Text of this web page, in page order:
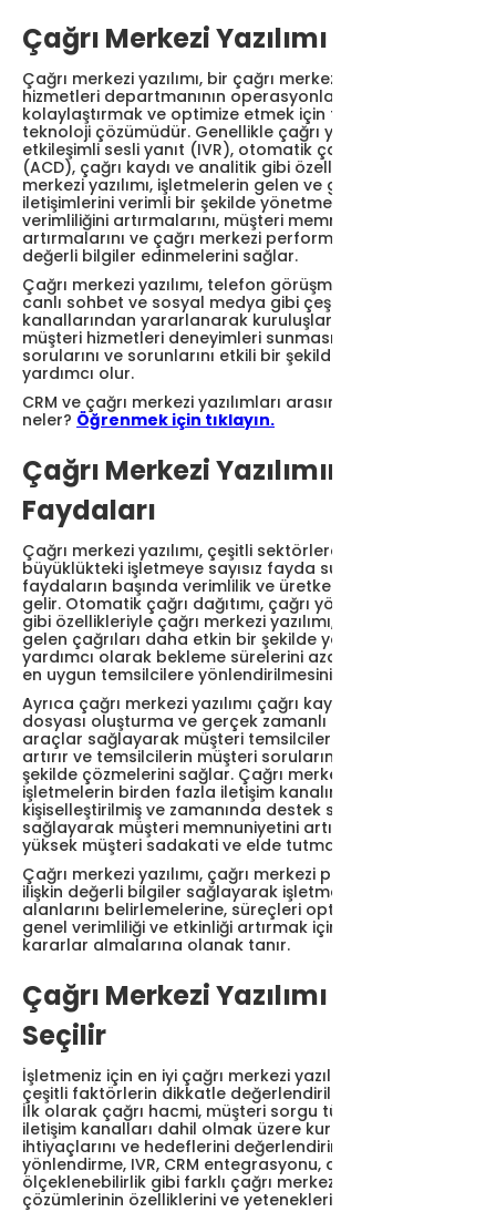
Çağrı Merkezi Yazılımı Nedir?
Çağrı merkezi yazılımı, bir çağrı merkezinin veya müşteri
hizmetleri departmanının operasyonlarını
kolaylaştırmak ve optimize etmek için tasarlanmış bir
teknoloji çözümüdür. Genellikle çağrı yönlendirme,
etkileşimli sesli yanıt (IVR), otomatik çağrı dağıtımı
(ACD), çağrı kaydı ve analitik gibi özellikleri içerir. Çağrı
merkezi yazılımı, işletmelerin gelen ve giden müşteri
iletişimlerini verimli bir şekilde yönetmelerini, temsilci
verimliliğini artırmalarını, müşteri memnuniyetini
artırmalarını ve çağrı merkezi performansı hakkında
değerli bilgiler edinmelerini sağlar.
Çağrı merkezi yazılımı, telefon görüşmeleri, e-postalar,
canlı sohbet ve sosyal medya gibi çeşitli iletişim
kanallarından yararlanarak kuruluşların mükemmel
müşteri hizmetleri deneyimleri sunmasına ve müşteri
sorularını ve sorunlarını etkili bir şekilde ele almasına
yardımcı olur.
CRM ve çağrı merkezi yazılımları arasındaki farklar
neler? Öğrenmek için tıklayın.
Çağrı Merkezi Yazılımının
Faydaları
Çağrı merkezi yazılımı, çeşitli sektörlerdeki her
büyüklükteki işletmeye sayısız fayda sunar. Bu
faydaların başında verimlilik ve üretkenliğin artırılması
gelir. Otomatik çağrı dağıtımı, çağrı yönlendirme ve IVR
gibi özellikleriyle çağrı merkezi yazılımı, işletmelerin
gelen çağrıları daha etkin bir şekilde yönetmesine
yardımcı olarak bekleme sürelerini azaltır ve çağrıların
en uygun temsilcilere yönlendirilmesini sağlar.
Ayrıca çağrı merkezi yazılımı çağrı kaydı, çağrı komut
dosyası oluşturma ve gerçek zamanlı analiz için
araçlar sağlayarak müşteri temsilcilerinin üretkenliğini
artırır ve temsilcilerin müşteri sorularını daha verimli bir
şekilde çözmelerini sağlar. Çağrı merkezi yazılımı,
işletmelerin birden fazla iletişim kanalında
kişiselleştirilmiş ve zamanında destek sunmasını
sağlayarak müşteri memnuniyetini artırır, bu da daha
yüksek müşteri sadakati ve elde tutma sağlar.
Çağrı merkezi yazılımı, çağrı merkezi performansına
ilişkin değerli bilgiler sağlayarak işletmelerin iyileştirme
alanlarını belirlemelerine, süreçleri optimize etmelerine,
genel verimliliği ve etkinliği artırmak için veriye dayalı
kararlar almalarına olanak tanır.
Çağrı Merkezi Yazılımı Nasıl
Seçilir
İşletmeniz için en iyi çağrı merkezi yazılımını seçmek,
çeşitli faktörlerin dikkatle değerlendirilmesini gerektirir.
İlk olarak çağrı hacmi, müşteri sorgu türleri ve istenen
iletişim kanalları dahil olmak üzere kuruluşunuzun özel
ihtiyaçlarını ve hedeflerini değerlendirin. Ardından çağrı
yönlendirme, IVR, CRM entegrasyonu, analitik ve
ölçeklenebilirlik gibi farklı çağrı merkezi yazılım
çözümlerinin özelliklerini ve yeteneklerini değerlendirin.